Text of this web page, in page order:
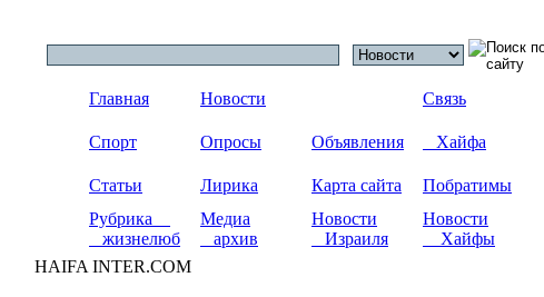
Главная Новости Связь
Спорт Опросы Объявления Хайфа
Статьи Лирика Карта сайта
Побратимы
Рубрика
жизнелюб
Медиа
архив
Новости
Израиля
Новости
Хайфы
HAIFA INTER.COM